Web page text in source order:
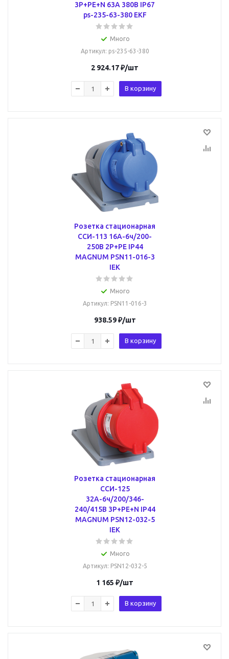
3Р+РЕ+N 63А 380В IP67
ps-235-63-380 EKF
Много
Артикул: ps-235-63-380
2 924.17₽/шт
В корзину
Розетка стационарная
ССИ-113 16А-6ч/200-
250В 2Р+РЕ IP44
MAGNUM PSN11-016-3
IEK
Много
Артикул: PSN11-016-3
938.59₽/шт
В корзину
Розетка стационарная
ССИ-125
32А-6ч/200/346-
240/415В 3Р+РЕ+N IP44
MAGNUM PSN12-032-5
IEK
Много
Артикул: PSN12-032-5
1 165 ₽/шт
В корзину